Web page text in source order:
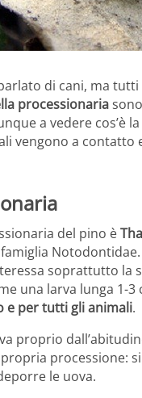
di cani, ma
processionaria
a vedere cos’è
vengono a contatto
del pino è
soprattutto la
una larva lunga 1-
e per tutti gli animali.
proprio
processione:
le uova.